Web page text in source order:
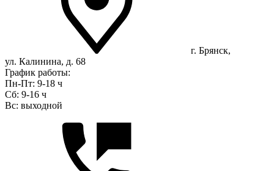
г. Брянск,
ул. Калинина, д. 68
График работы:
Пн-Пт: 9-18 ч
Сб: 9-16 ч
Вс: выходной